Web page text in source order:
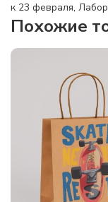
к 23 февраля,
Похожие